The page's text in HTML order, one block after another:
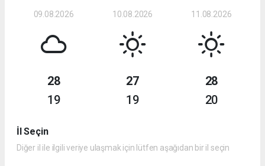
09.08.2026
28
19
10.08.2026
27
19
11.08.2026
28
20
İl Seçin
Diğer il ile ilgili veriye ulaşmak için lütfen aşağıdan bir il seçin